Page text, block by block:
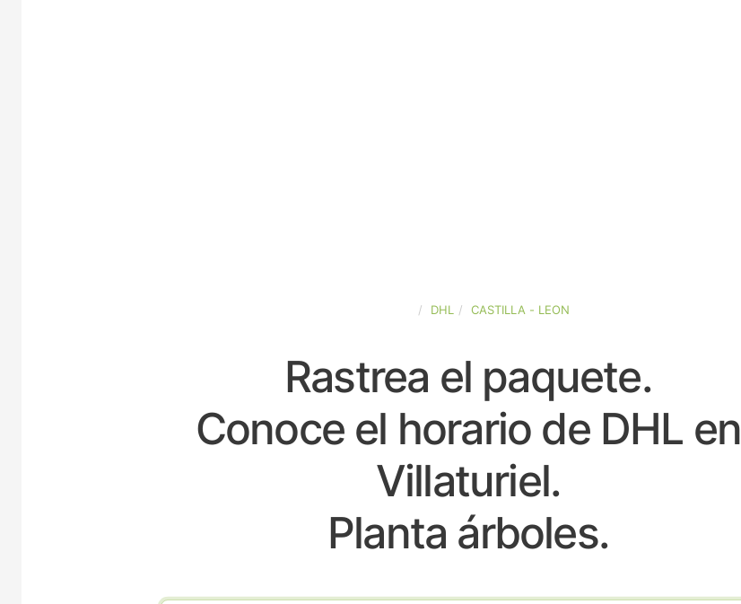
DHL CASTILLA - LEON
Rastrea el paquete.
Conoce el horario de DHL en
Villaturiel.
Planta árboles.